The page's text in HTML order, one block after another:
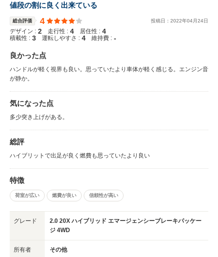
値段の割に良く出来ている
総合評価 4 投稿日： 2022年04月24日
デザイン : 2 走行性 : 4 居住性 : 4
積載性 : 3 運転しやすさ : 4 維持費 : -
良かった点
ハンドルが軽く視界も良い。思っていたより車体が軽く感じる。エンジン音
が静か。
気になった点
多少突き上げがある。
総評
ハイブリットで出足が良く燃費も思っていたより良い
特徴
荷室が広い 燃費が良い 信頼性が高い
グレード
2.0 20X ハイブリッド エマージェンシーブレーキパッケー
ジ 4WD
所有者 その他